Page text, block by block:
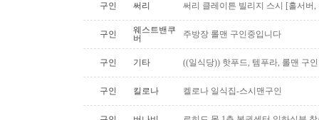
구인 써리 써리 클레이튼 빌리지 스시 [홀서버
구인
웨스트밴쿠
버
주방장 롤맨 구인중입니다
구인 기타 ((일식당)) 핫푸드, 템푸라, 롤맨 구
구인 킬로나 켈로나 일식집-스시맨구인